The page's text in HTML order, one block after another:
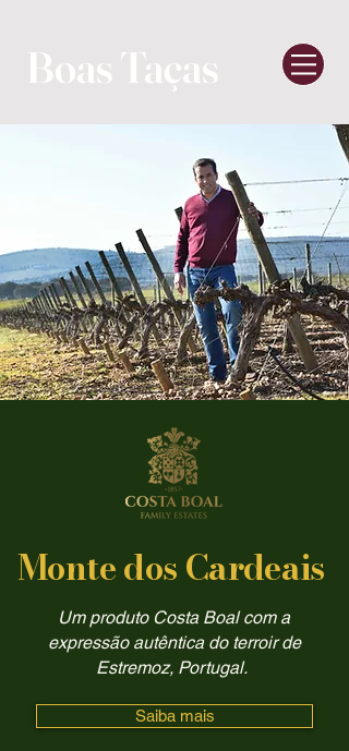
Boas Taças
Monte dos Cardeais
Um produto Costa Boal com a
expressão autêntica do terroir de
Estremoz, Portugal.
Saiba mais